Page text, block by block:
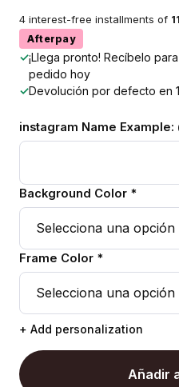
4 interest-free installments of
Afterpay
✓¡Llega pronto! Recíbelo para
pedido hoy
✓Devolución por defecto en
instagram Name Example:
Background Color *
Frame Color *
+ Add personalization
Añadir